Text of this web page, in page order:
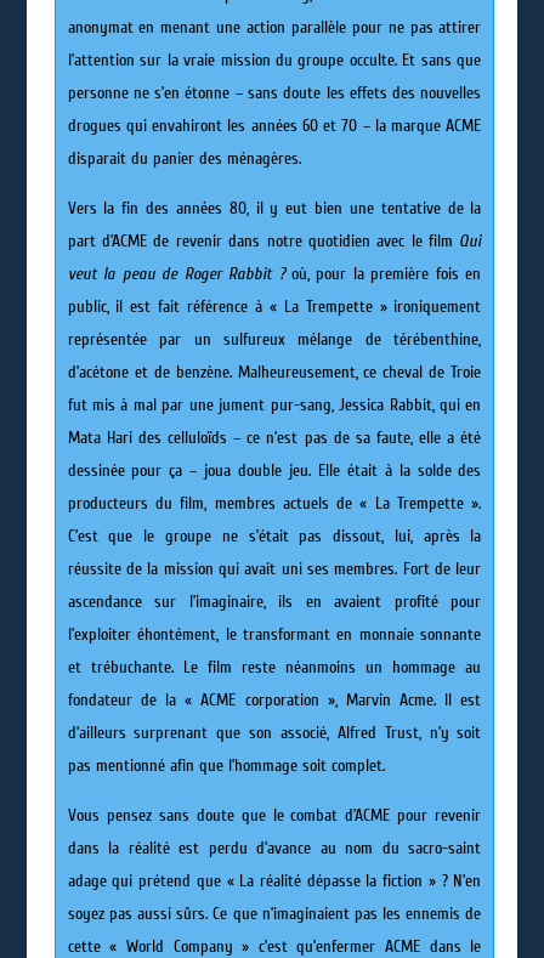
anonymat en menant une action parallèle pour ne pas attirer
l’attention sur la vraie mission du groupe occulte. Et sans que
personne ne s’en étonne – sans doute les effets des nouvelles
drogues qui envahiront les années 60 et 70 – la marque ACME
disparait du panier des ménagères.
Vers la fin des années 80, il y eut bien une tentative de la
part d’ACME de revenir dans notre quotidien avec le film Qui
veut la peau de Roger Rabbit ?où, pour la première fois en
public, il est fait référence à « La Trempette » ironiquement
représentée par un sulfureux mélange de térébenthine,
d’acétone et de benzène. Malheureusement, ce cheval de Troie
fut mis à mal par une jument pur-sang, Jessica Rabbit, qui en
Mata Hari des celluloïds – ce n’est pas de sa faute, elle a été
dessinée pour ça – joua double jeu. Elle était à la solde des
producteurs du film, membres actuels de « La Trempette ».
C’est que le groupe ne s’était pas dissout, lui, après la
réussite de la mission qui avait uni ses membres. Fort de leur
ascendance sur l’imaginaire, ils en avaient profité pour
l’exploiter éhontément, le transformant en monnaie sonnante
et trébuchante. Le film reste néanmoins un hommage au
fondateur de la « ACME corporation », Marvin Acme. Il est
d’ailleurs surprenant que son associé, Alfred Trust, n’y soit
pas mentionné afin que l’hommage soit complet.
Vous pensez sans doute que le combat d’ACME pour revenir
dans la réalité est perdu d’avance au nom du sacro-saint
adage qui prétend que « La réalité dépasse la fiction » ? N’en
soyez pas aussi sûrs. Ce que n’imaginaient pas les ennemis de
cette « World Company » c’est qu’enfermer ACME dans le